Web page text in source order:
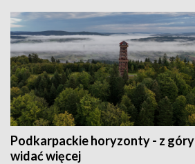
Podkarpackie horyzonty - z góry
widać więcej